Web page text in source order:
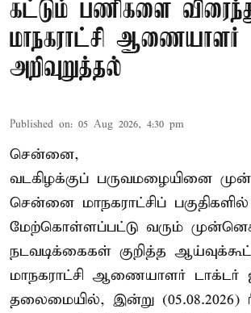
கட்டும் பணிகளை
மாநகராட்சி ஆணையாளர்
அறிவுறுத்தல்
Published on: 05 Aug 2026, 4:30 pm
சென்னை,
வடகிழக்குப் பருவமழையினை
சென்னை மாநகராட்சிப் பகுதிகளில்
மேற்கொள்ளப்பட்டு வரும்
நடவடிக்கைகள் குறித்த
மாநகராட்சி ஆணையாளர் டாக்டர்
தலைமையில், இன்று (05.08.2026)